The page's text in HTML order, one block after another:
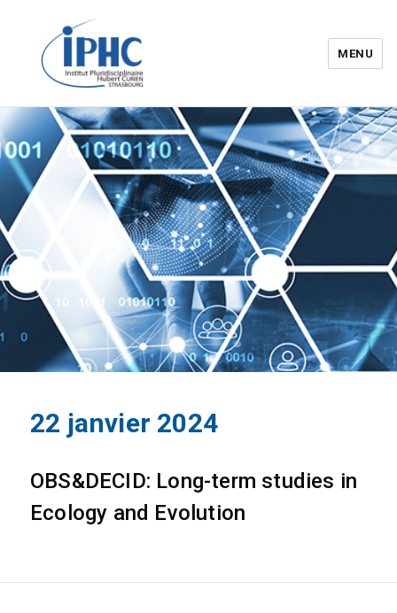
Institut pluridisciplinaire Hubert
Curien – IPHC
MENU
22 janvier 2024
OBS&DECID: Long-term studies in
Ecology and Evolution